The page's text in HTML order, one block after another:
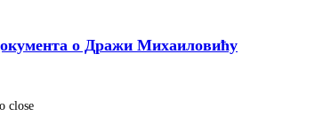
о Дражи Михаиловићу
close